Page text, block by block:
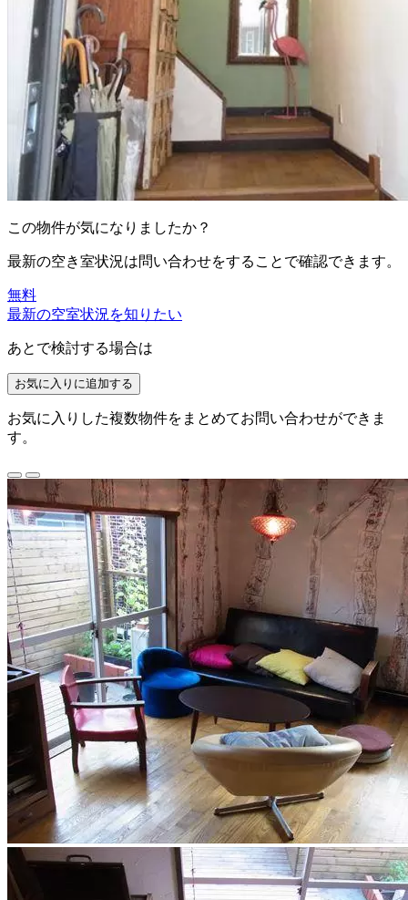
この物件が気になりましたか？
最新の空き室状況は問い合わせをすることで確認できます。
無料
最新の空室状況を知りたい
あとで検討する場合は
お気に入りに追加する
お気に入りした複数物件をまとめてお問い合わせができま
す。